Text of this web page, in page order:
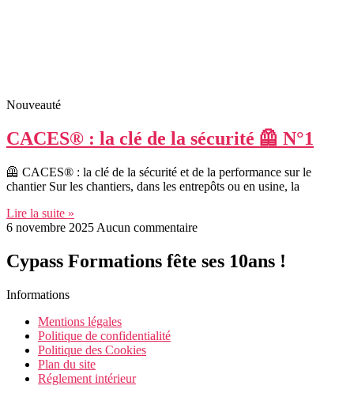
Nouveauté
CACES® : la clé de la sécurité 🦺 N°1
🦺 CACES® : la clé de la sécurité et de la performance sur le
chantier Sur les chantiers, dans les entrepôts ou en usine, la
Lire la suite »
6 novembre 2025 Aucun commentaire
Cypass Formations fête ses 10ans !
Informations
Mentions légales
Politique de confidentialité
Politique des Cookies
Plan du site
Réglement intérieur